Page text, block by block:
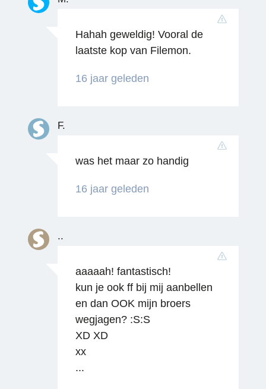
Hahah geweldig! Vooral de
laatste kop van Filemon.
16 jaar geleden
Reageren
F.
was het maar zo handig
16 jaar geleden
..
aaaaah! fantastisch!
kun je ook ff bij mij aanbellen
en dan OOK mijn broers
wegjagen? :S:S
XD XD
xx
...